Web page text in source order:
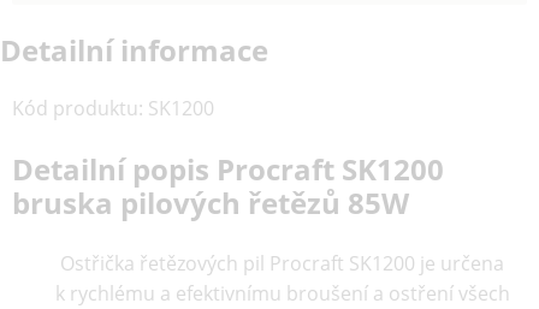
Detailní informace
Kód produktu: SK1200
Detailní popis Procraft SK1200
bruska pilových řetězů 85W
Ostřička řetězových pil Procraft SK1200 je určena
k rychlému a efektivnímu broušení a ostření všech